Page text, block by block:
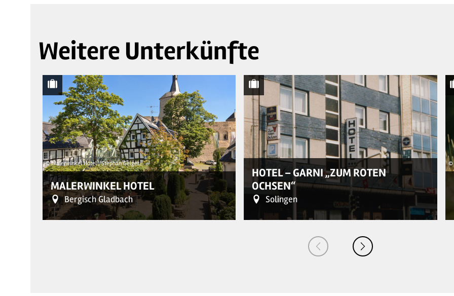
Weitere Unterkünfte
© Malerwinkel Hotel , Stephan Geiger
MALERWINKEL HOTEL
Bergisch Gladbach
HOTEL – GARNI „ZUM ROTEN
OCHSEN“
Solingen
©